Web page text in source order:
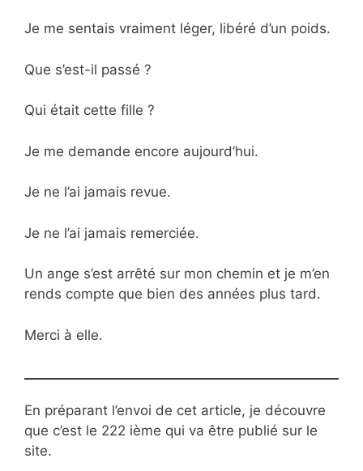
Je me sentais vraiment léger, libéré d’un poids.
Que s’est-il passé ?
Qui était cette fille ?
Je me demande encore aujourd’hui.
Je ne l’ai jamais revue.
Je ne l’ai jamais remerciée.
Un ange s’est arrêté sur mon chemin et je m’en
rends compte que bien des années plus tard.
Merci à elle.
En préparant l’envoi de cet article, je découvre
que c’est le 222 ième qui va être publié sur le
site.